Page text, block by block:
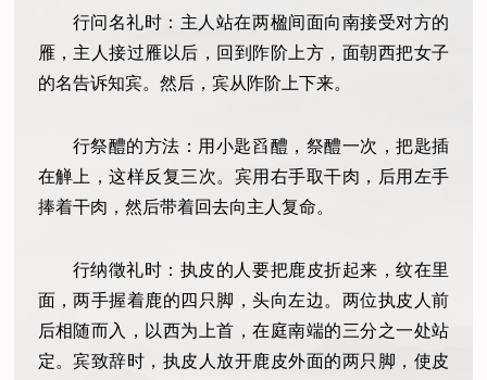
行问名礼时：主人站在两楹间面向南接受对方的
雁，主人接过雁以后，回到阼阶上方，面朝西把女子
的名告诉知宾。然后，宾从阼阶上下来。
行祭醴的方法：用小匙舀醴，祭醴一次，把匙插
在觯上，这样反复三次。宾用右手取干肉，后用左手
捧着干肉，然后带着回去向主人复命。
行纳徵礼时：执皮的人要把鹿皮折起来，纹在里
面，两手握着鹿的四只脚，头向左边。两位执皮人前
后相随而入，以西为上首，在庭南端的三分之一处站
定。宾致辞时，执皮人放开鹿皮外面的两只脚，使皮